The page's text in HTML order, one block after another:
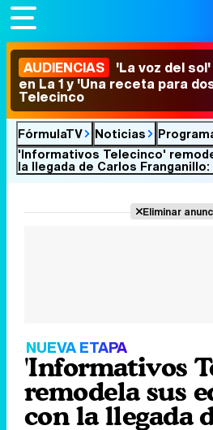
AUDIENCIAS 'La voz del
en La 1 y 'Una receta para
Telecinco
FórmulaTV Noticias
'Informativos Telecinco'
la llegada de Carlos
Eliminar
NUEVA ETAPA
'Informativos
remodela sus
con la llegada